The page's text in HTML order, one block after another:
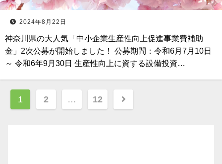
2024年8月22日
神奈川県の大人気「中小企業生産性向上促進事業費補助
金」2次公募が開始しました！ 公募期間：令和6月7月10日
～ 令和6年9月30日 生産性向上に資する設備投資…
投
稿
1 2 … 12